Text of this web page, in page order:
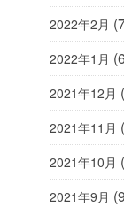
2022年2月
2022年1月
2021年12月
2021年11月
2021年10月
2021年9月